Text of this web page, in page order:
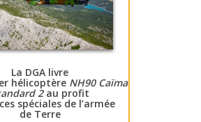
La DGA livre
hélicoptère NH90 Caïman
2au profit
spéciales de l’armée
de Terre